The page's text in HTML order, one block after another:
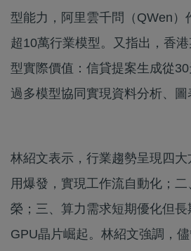
型能力，阿里雲千問（QWen）
超10萬行業模型。又指出，香
型實際價值：信貸提案生成從
過多模型協同實現資料分析、圖
林紹文表示，行業趨勢呈現四
用爆發，實現工作流自動化；
榮；三、算力需求短期優化但
GPU晶片崛起。林紹文強調，